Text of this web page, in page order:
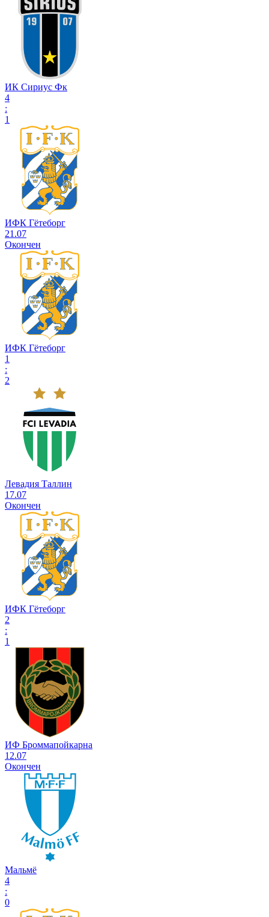
ИК Сириус Фк
4
:
1
ИФК Гётеборг
21.07
Окончен
ИФК Гётеборг
1
:
2
Левадия Таллин
17.07
Окончен
ИФК Гётеборг
2
:
1
ИФ Броммапойкарна
12.07
Окончен
Мальмё
4
:
0